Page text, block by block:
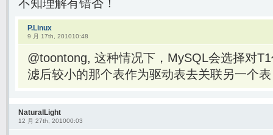
不知理解有错否！
P.Linux
9 月 17th, 201010:48
@toontong, 这种情况下，MySQL会选择对
滤后较小的那个表作为驱动表去关联另一个表
NaturalLight
12 月 27th, 201000:03